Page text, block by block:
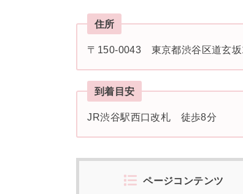
住所
〒150-0043 東京都渋谷区道玄坂
到着目安
JR渋谷駅西口改札 徒歩8分
ページコンテンツ